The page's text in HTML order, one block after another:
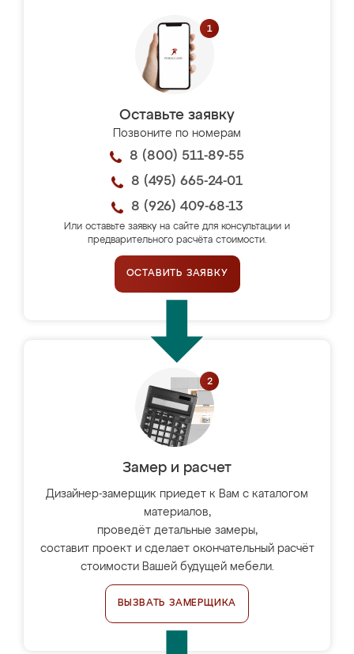
Оставьте заявку
Позвоните по номерам
8 (800) 511-89-55
8 (495) 665-24-01
8 (926) 409-68-13
Или оставьте заявку на сайте для консультации и
предварительного расчёта стоимости.
ОСТАВИТЬ ЗАЯВКУ
Замер и расчет
Дизайнер-замерщик приедет к Вам с каталогом
материалов,
проведёт детальные замеры,
составит проект и сделает окончательный расчёт
стоимости Вашей будущей мебели.
ВЫЗВАТЬ ЗАМЕРЩИКА